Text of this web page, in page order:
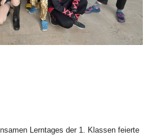
Lerntages der 1. Klassen feierte